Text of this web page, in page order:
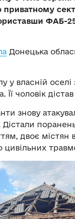
приватному
ФАБ-
Донецька
у власній оселі
Її чоловік
знову
двоє містян
цивільних